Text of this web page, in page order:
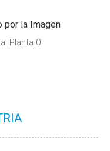
por la Imagen
Planta 0